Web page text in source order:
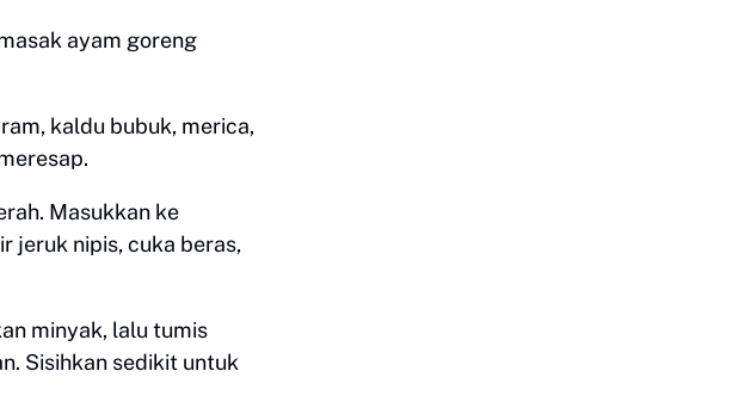
ayam goreng
kaldu bubuk, merica,
Masukkan ke
jeruk nipis, cuka beras,
minyak, lalu tumis
Sisihkan sedikit untuk